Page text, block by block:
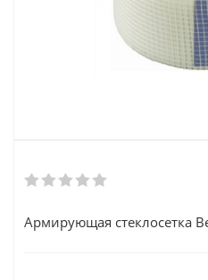
Армирующая стеклосетка